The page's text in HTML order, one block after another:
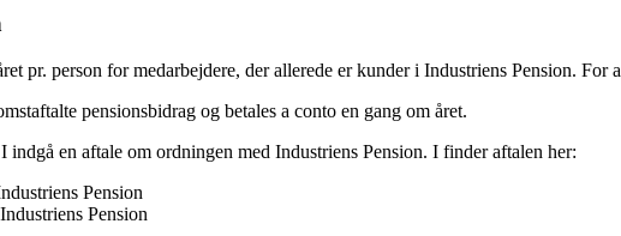
pr. person for medarbejdere, der allerede er kunder i Industriens Pension. For
pensionsbidrag og betales a conto en gang om året.
en aftale om ordningen med Industriens Pension. I finder aftalen her:
Pension
Pension